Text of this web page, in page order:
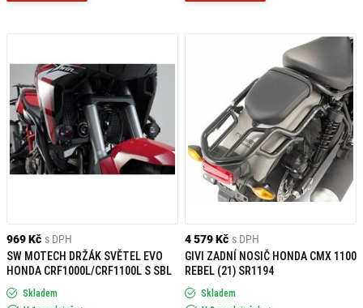
969 Kč s DPH
SW MOTECH DRŽÁK SVĚTEL EVO
HONDA CRF1000L/CRF1100L S SBL
Skladem
4 579 Kč s DPH
GIVI ZADNÍ NOSIČ HONDA CMX 1100
REBEL (21) SR1194
Skladem